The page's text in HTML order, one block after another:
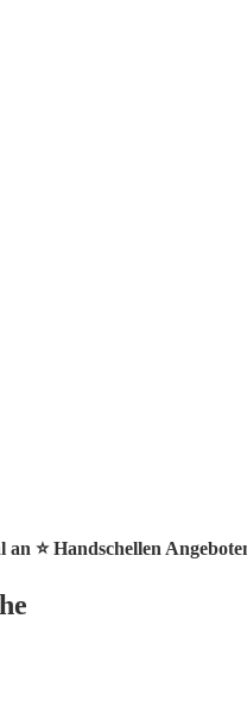
⭐️ Handschellen